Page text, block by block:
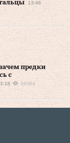
13:46
предки
с
56064